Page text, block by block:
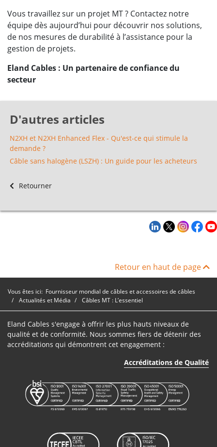
Vous travaillez sur un projet MT ? Contactez notre
équipe dès aujourd’hui pour découvrir nos solutions,
de nos mesures de durabilité à l’assistance pour la
gestion de projets.
Eland Cables : Un partenaire de confiance du
secteur
D'autres articles
N2XH et N2XH Enhanced Flex - Qu'est-ce qui stimule la
demande ?
Câble sans halogène (LSZH) : Un guide pour les acheteurs
Retourner
Retour en haut de page
Vous êtes ici: Fournisseur mondial de câbles et accessoires de câbles
Actualités et Média
Câbles MT : L’essentiel
Eland Cables s'engage à offrir les plus hauts niveaux de
qualité et de conformité. Nous sommes fiers de détenir des
accréditations qui démontrent cet engagement :
Accréditations de Qualité